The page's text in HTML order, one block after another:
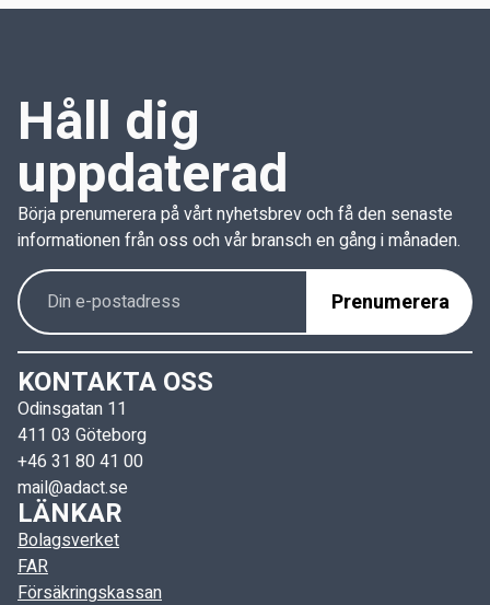
Håll dig
uppdaterad
Börja prenumerera på vårt nyhetsbrev och få den senaste
informationen från oss och vår bransch en gång i månaden.
KONTAKTA OSS
Odinsgatan 11
411 03 Göteborg
+46 31 80 41 00
mail@adact.se
LÄNKAR
Bolagsverket
FAR
Försäkringskassan